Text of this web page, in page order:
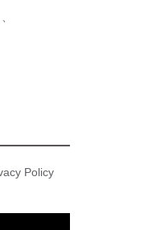
Policy